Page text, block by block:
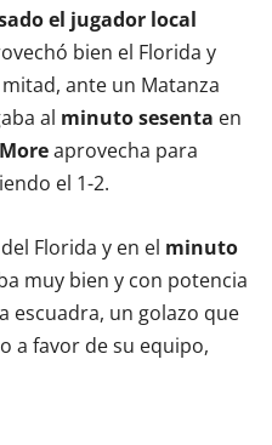
el jugador local
bien el Florida y
ante un Matanza
al minuto sesenta en
Moreaprovecha para
el 1-2.
Florida y en el minuto
muy bien y con potencia
escuadra, un golazo que
a favor de su equipo,